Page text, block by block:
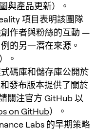
與產品更新）。
項目表明該團隊
創作者與粉絲的互動 —
的另一潛在來源。
）。
碼庫和儲存庫公開於
發布版本提供了關於
關注官方 GitHub 以
on GitHub）。
Labs 的早期策略